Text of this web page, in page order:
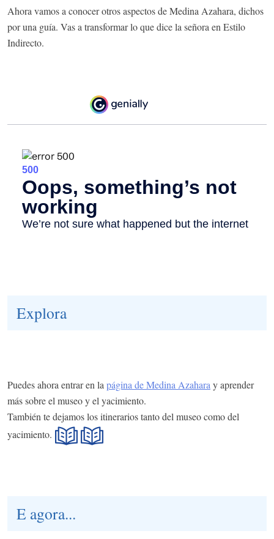
Ahora vamos a conocer otros aspectos de Medina Azahara, dichos
por una guía. Vas a transformar lo que dice la señora en Estilo
Indirecto.
Explora
Puedes ahora entrar en la página de Medina Azahara y aprender
más sobre el museo y el yacimiento.
También te dejamos los itinerarios tanto del museo como del
yacimiento.
E agora...